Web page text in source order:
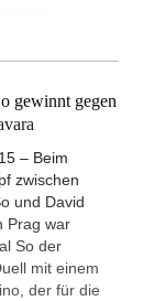
gewinnt gegen
– Beim
zwischen
und David
Prag war
So der
mit einem
der für die